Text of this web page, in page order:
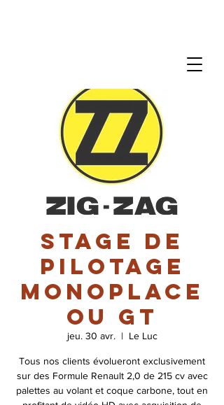
Stage de
pilotage
monoplace
ou GT
jeu. 30 avr.
  |
Le Luc
Tous nos clients évolueront exclusivement
sur des Formule Renault 2,0 de 215 cv avec
palettes au volant et coque carbone, tout en